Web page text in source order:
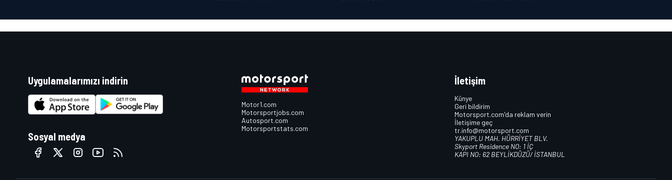
Uygulamalarımızı indirin
Sosyal medya
Motor1.com
Motorsportjobs.com
Autosport.com
Motorsportstats.com
İletişim
Künye
Geri bildirim
Motorsport.com'da reklam verin
İletişime geç
tr.info@motorsport.com
YAKUPLU MAH. HÜRRİYET BLV.
Skyport Residence NO: 1 İÇ
KAPI NO: 62 BEYLİKDÜZÜ/ İSTANBUL